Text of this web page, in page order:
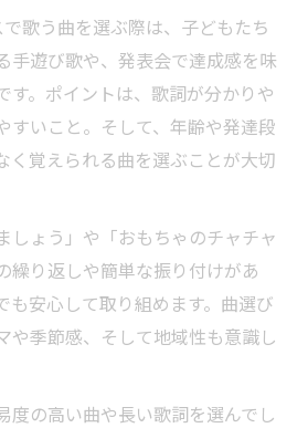
歌う曲を選ぶ際は、子どもたち
手遊び歌や、発表会で達成感を味
す。ポイントは、歌詞が分かりや
すいこと。そして、年齢や発達段
く覚えられる曲を選ぶことが大切
しょう」や「おもちゃのチャチャ
繰り返しや簡単な振り付けがあ
も安心して取り組めます。曲選び
や季節感、そして地域性も意識し
度の高い曲や長い歌詞を選んでし